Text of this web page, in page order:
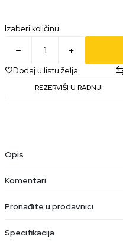
Izaberi količinu
Dodaj u listu želja
REZERVIŠI U RADNJI
Opis
Komentari
Pronađite u prodavnici
Specifikacija